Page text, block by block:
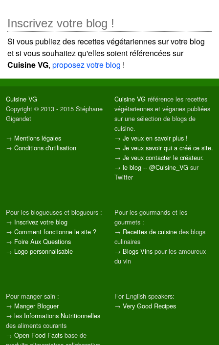
Inscrivez votre blog !
Si vous publiez des recettes végétariennes sur votre blog
et si vous souhaitez qu'elles soient référencées sur
Cuisine VG, proposez votre blog !
Cuisine VG
Copyright © 2013 - 2015 Stéphane
Gigandet
→ Mentions légales
→ Conditions d'utilisation
Cuisine VG référence les recettes
végétariennes et véganes publiées
sur une sélection de blogs de
cuisine.
→ Je veux en savoir plus !
→ Je veux savoir qui a créé ce site.
→ Je veux contacter le créateur.
→ le blog -- @Cuisine_VG sur
Twitter
Pour les blogueuses et blogueurs :
→ Inscrivez votre blog
→ Comment fonctionne le site ?
→ Foire Aux Questions
→ Logo personnalisable
Pour les gourmands et les
gourmets :
→ Recettes de cuisine des blogs
culinaires
→ Blogs Vins pour les amoureux
du vin
Pour manger sain :
→ Manger Bloguer
→ les Informations Nutritionnelles
des aliments courants
→ Open Food Facts base de
For English speakers:
→ Very Good Recipes